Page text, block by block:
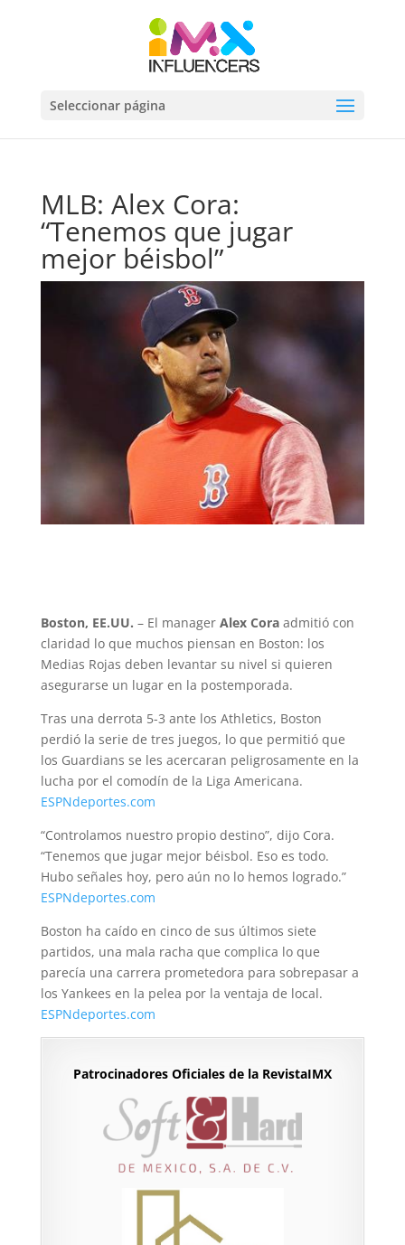
Seleccionar página
MLB: Alex Cora:
“Tenemos que jugar
mejor béisbol”
Boston, EE.UU. – El manager Alex Coraadmitió con
claridad lo que muchos piensan en Boston: los
Medias Rojas deben levantar su nivel si quieren
asegurarse un lugar en la postemporada.
Tras una derrota 5-3 ante los Athletics, Boston
perdió la serie de tres juegos, lo que permitió que
los Guardians se les acercaran peligrosamente en la
lucha por el comodín de la Liga Americana.
ESPNdeportes.com
“Controlamos nuestro propio destino”, dijo Cora.
“Tenemos que jugar mejor béisbol. Eso es todo.
Hubo señales hoy, pero aún no lo hemos logrado.”
ESPNdeportes.com
Boston ha caído en cinco de sus últimos siete
partidos, una mala racha que complica lo que
parecía una carrera prometedora para sobrepasar a
los Yankees en la pelea por la ventaja de local.
ESPNdeportes.com
Patrocinadores Oficiales de la RevistaIMX